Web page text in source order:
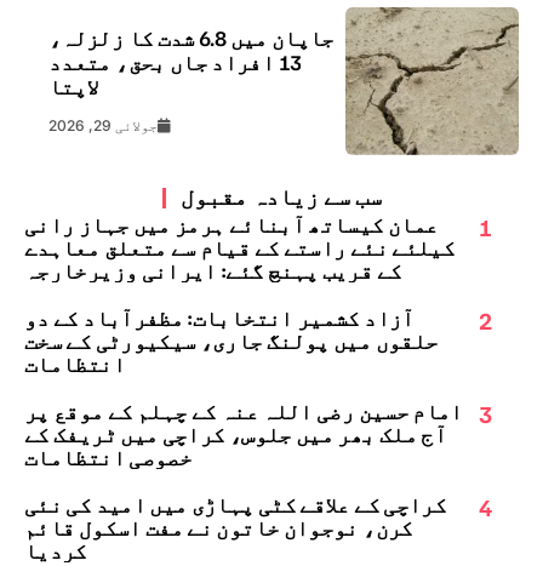
جاپان میں 6.8 شدت کا زلزلہ،
13 افراد جاں بحق، متعدد
لاپتا
جولائی 29, 2026
سب سے زیادہ مقبول
1
عمان کیساتھ آبنائے ہرمز میں جہاز رانی
کیلئے نئے راستے کے قیام سے متعلق معاہدے
کے قریب پہنچ گئے: ایرانی وزیرخارجہ
2
آزاد کشمیر انتخابات: مظفرآباد کے دو
حلقوں میں پولنگ جاری، سیکیورٹی کے سخت
انتظامات
3
امام حسین رضی اللہ عنہ کے چہلم کے موقع پر
آج ملک بھر میں جلوس، کراچی میں ٹریفک کے
خصوصی انتظامات
4
کراچی کے علاقے کٹی پہاڑی میں امید کی نئی
کرن، نوجوان خاتون نے مفت اسکول قائم
کردیا